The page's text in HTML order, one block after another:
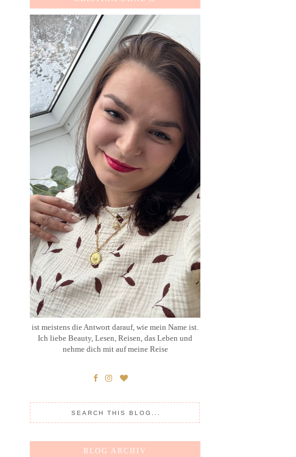
ist meistens die Antwort darauf, wie mein Name ist.
Ich liebe Beauty, Lesen, Reisen, das Leben und
nehme dich mit auf meine Reise
BLOG ARCHIV